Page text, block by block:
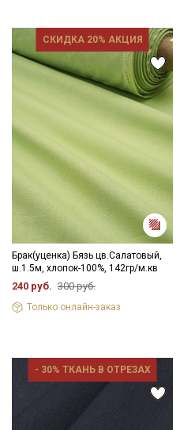
СКИДКА 20% АКЦИЯ
Брак(уценка) Бязь цв.Салатовый,
ш.1.5м, хлопок-100%, 142гр/м.кв
240 руб. 300 руб.
Только онлайн-заказ
- 30% ТКАНЬ В ОТРЕЗАХ